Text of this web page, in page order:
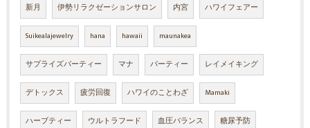
新月 伊勢リラクゼーションサロン 内宮 ハワイフェアー
Suikealajewelry hana hawaii maunakea
サプライズパーティー マナ パーティー レイメイキング
デトックス 疲労回復 ハワイのことわざ Mamaki
ハーブティー ウルトラフード 血圧バランス 糖尿予防